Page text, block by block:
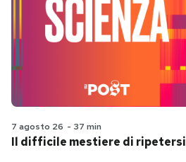
7 agosto 26 - 37 min
Il difficile mestiere di ripetersi